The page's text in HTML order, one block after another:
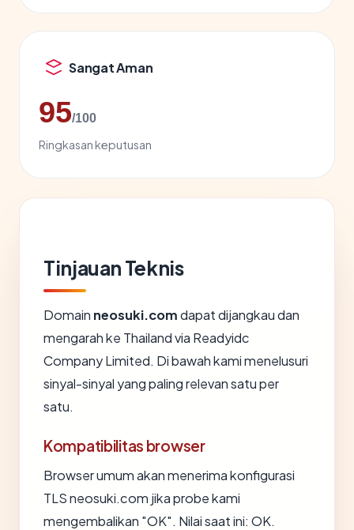
Sangat Aman
95/100
Ringkasan keputusan
Tinjauan Teknis
Domain neosuki.comdapat dijangkau dan
mengarah ke Thailand via Readyidc
Company Limited. Di bawah kami menelusuri
sinyal-sinyal yang paling relevan satu per
satu.
Kompatibilitas browser
Browser umum akan menerima konfigurasi
TLS neosuki.com jika probe kami
mengembalikan "OK". Nilai saat ini: OK.